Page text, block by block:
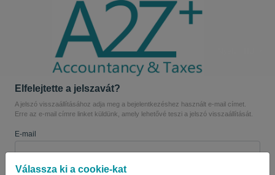
Válassza ki a cookie-kat
Elfelejtette a jelszavát?
A jelszó visszaállításához adja meg a bejelentkezéshez használt e-mail címet.
Erre az e-mail címre linket küldünk, amely lehetővé teszi a jelszó visszaállítását.
E-mail